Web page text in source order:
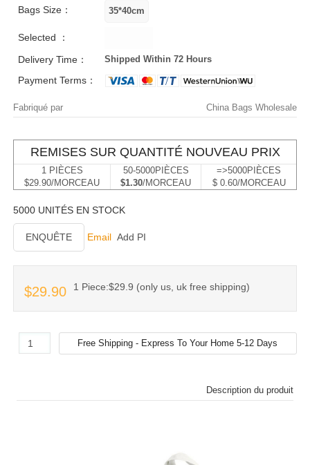
Bags Size：
Selected ：
Delivery Time：
Shipped Within 72 Hours
Payment Terms：
Fabriqué par China Bags Wholesale
REMISES SUR QUANTITÉ NOUVEAU PRIX
1 PIÈCES
$29.90/MORCEAU
50-5000PIÈCES
$1.30/MORCEAU
=>5000PIÈCES
$ 0.60/MORCEAU
5000 UNITÉS EN STOCK
ENQUÊTE Email Add PI
$29.90 1 Piece:$29.9 (only us, uk free shipping)
Description du produit